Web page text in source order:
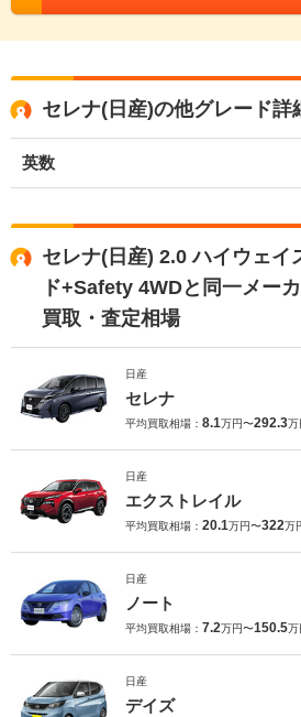
セレナ(日産)の他グレード詳
英数
セレナ(日産) 2.0 ハイウェイ
ド+Safety 4WDと同一メー
買取・査定相場
日産
セレナ
平均買取相場： 8.1万円〜292.3万
日産
エクストレイル
平均買取相場： 20.1万円〜322万
日産
ノート
平均買取相場： 7.2万円〜150.5万
日産
デイズ